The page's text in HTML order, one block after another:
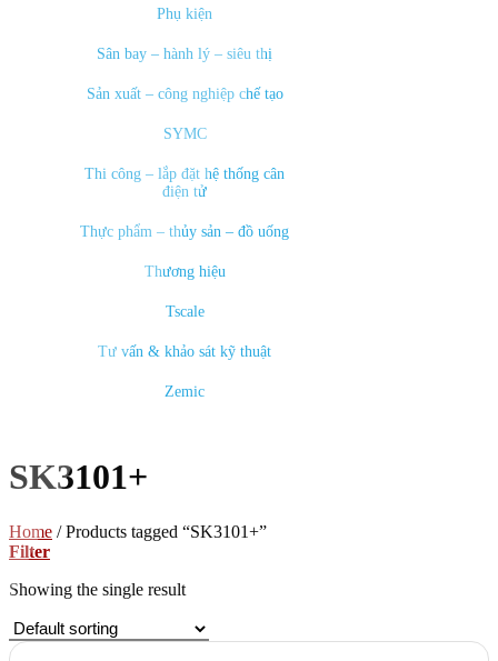
Phụ kiện
Sân bay – hành lý – siêu thị
Sản xuất – công nghiệp chế tạo
SYMC
Thi công – lắp đặt hệ thống cân
điện tử
Thực phẩm – thủy sản – đồ uống
Thương hiệu
Tscale
Tư vấn & khảo sát kỹ thuật
Zemic
SK3101+
Home /Products tagged “SK3101+”
Filter
Showing the single result